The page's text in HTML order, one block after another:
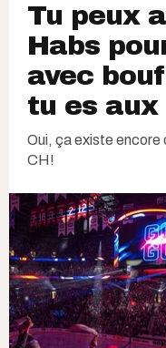
Tu peux
Habs
avec
tu es aux
Oui, ça existe encore
CH!